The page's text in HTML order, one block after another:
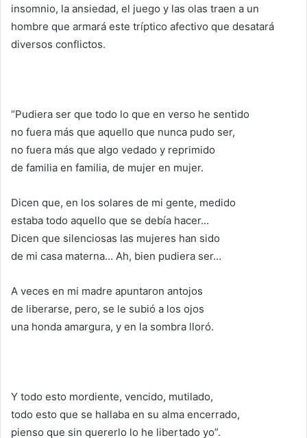
insomnio, la ansiedad, el juego y las olas traen a un
hombre que armará este tríptico afectivo que desatará
diversos conflictos.
“Pudiera ser que todo lo que en verso he sentido
no fuera más que aquello que nunca pudo ser,
no fuera más que algo vedado y reprimido
de familia en familia, de mujer en mujer.
Dicen que, en los solares de mi gente, medido
estaba todo aquello que se debía hacer…
Dicen que silenciosas las mujeres han sido
de mi casa materna… Ah, bien pudiera ser…
A veces en mi madre apuntaron antojos
de liberarse, pero, se le subió a los ojos
una honda amargura, y en la sombra lloró.
Y todo esto mordiente, vencido, mutilado,
todo esto que se hallaba en su alma encerrado,
pienso que sin quererlo lo he libertado yo”.